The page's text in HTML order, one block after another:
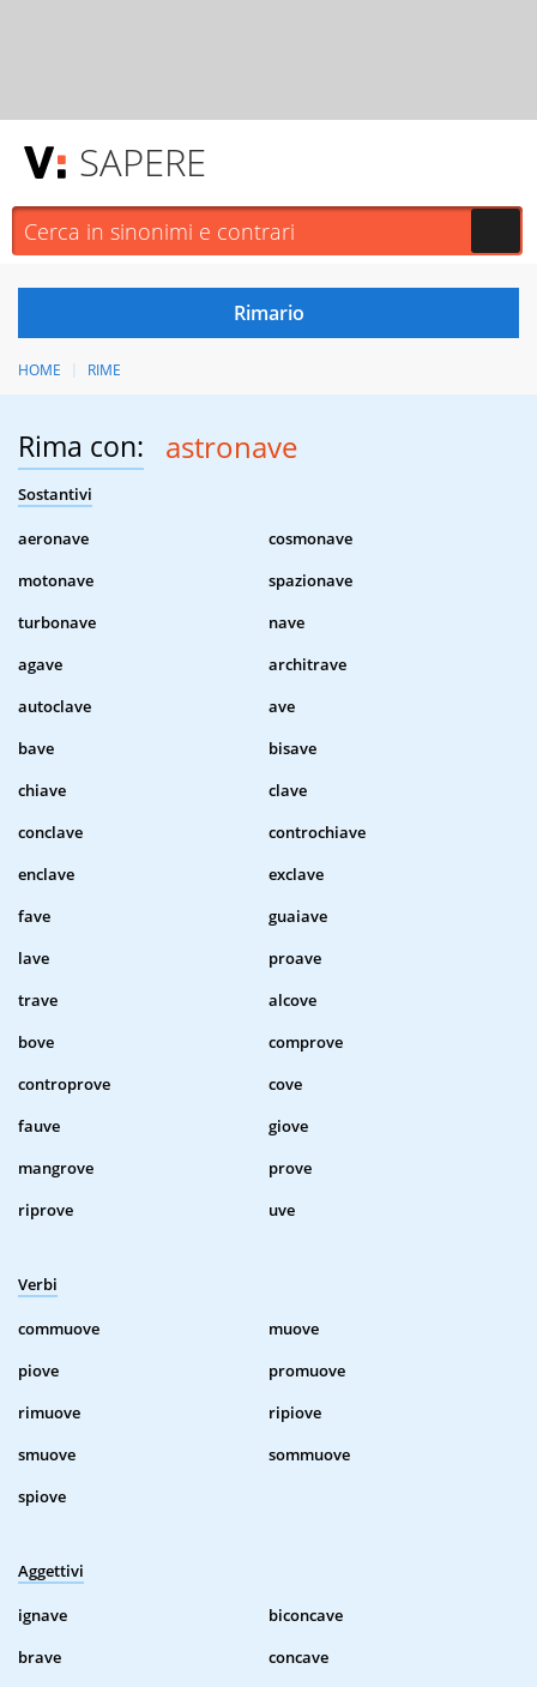
SAPERE
HOME RIME
Rima con: astronave
Sostantivi
aeronave
cosmonave
motonave
spazionave
turbonave
nave
agave
architrave
autoclave
ave
bave
bisave
chiave
clave
conclave
controchiave
enclave
exclave
fave
guaiave
lave
proave
trave
alcove
bove
comprove
controprove
cove
fauve
giove
mangrove
prove
riprove
uve
Verbi
commuove
muove
piove
promuove
rimuove
ripiove
smuove
sommuove
spiove
Aggettivi
ignave
biconcave
brave
concave